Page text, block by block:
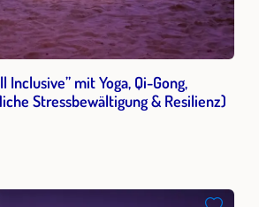
Inclusive” mit Yoga, Qi-Gong,
Stressbewältigung & Resilienz)